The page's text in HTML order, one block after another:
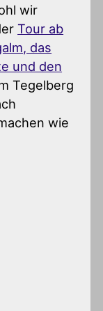
wir
Tour ab
das
und den
Tegelberg
wie